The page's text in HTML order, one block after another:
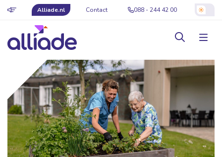
Alliade.nl Contact 088 - 244 42 00